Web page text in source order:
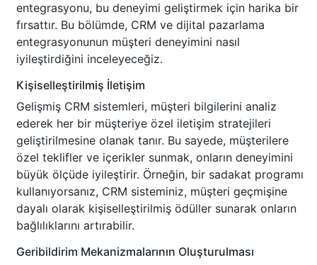
entegrasyonu, bu deneyimi geliştirmek için harika bir
fırsattır. Bu bölümde, CRM ve dijital pazarlama
entegrasyonunun müşteri deneyimini nasıl
iyileştirdiğini inceleyeceğiz.
Kişiselleştirilmiş İletişim
Gelişmiş CRM sistemleri, müşteri bilgilerini analiz
ederek her bir müşteriye özel iletişim stratejileri
geliştirilmesine olanak tanır. Bu sayede, müşterilere
özel teklifler ve içerikler sunmak, onların deneyimini
büyük ölçüde iyileştirir. Örneğin, bir sadakat programı
kullanıyorsanız, CRM sisteminiz, müşteri geçmişine
dayalı olarak kişiselleştirilmiş ödüller sunarak onların
bağlılıklarını artırabilir.
Geribildirim Mekanizmalarının Oluşturulması